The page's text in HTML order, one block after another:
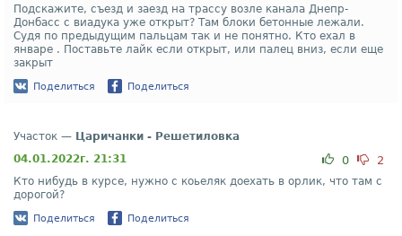
Подскажите, съезд и заезд на трассу возле канала Днепр-
Донбасс с виадука уже открыт? Там блоки бетонные лежали.
Судя по предыдущим пальцам так и не понятно. Кто ехал в
январе . Поставьте лайк если открыт, или палец вниз, если еще
закрыт
Поделиться Поделиться
Участок — Царичанки - Решетиловка
04.01.2022г. 21:31
0 2
Кто нибудь в курсе, нужно с коьеляк доехать в орлик, что там с
дорогой?
Поделиться Поделиться